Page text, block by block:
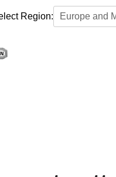
Region: